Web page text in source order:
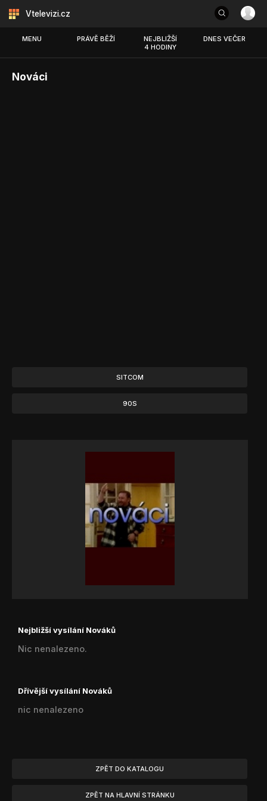
Vtelevizi.cz
MENU PRÁVĚ BĚŽÍ
NEJBLIŽŠÍ
4 HODINY
DNES VEČER
Nováci
SITCOM
90S
Nejbližší vysílání Nováků
Nic nenalezeno.
Dřívější vysílání Nováků
nic nenalezeno
ZPĚT DO KATALOGU
ZPĚT NA HLAVNÍ STRÁNKU